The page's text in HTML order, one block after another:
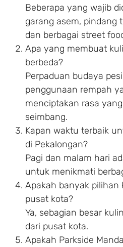
Beberapa yang wajib
garang asem, pindang
dan berbagai street
Apa yang membuat
berbeda?
Perpaduan budaya
penggunaan rempah
menciptakan rasa
seimbang.
Kapan waktu terbaik
di Pekalongan?
Pagi dan malam hari
untuk menikmati
Apakah banyak pilihan
pusat kota?
Ya, sebagian besar
dari pusat kota.
Apakah Parkside